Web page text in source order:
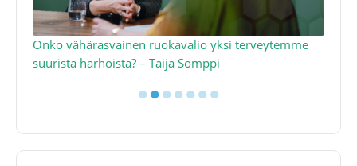
Onko vähärasvainen ruokavalio yksi terveytemme
suurista harhoista? – Taija Somppi
●●●●●●●